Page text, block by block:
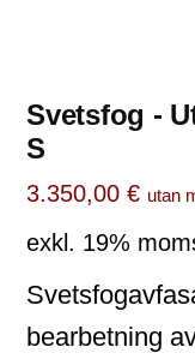
Svetsfog -
S
3.350,00 € utan
exkl. 19%
bearbetning